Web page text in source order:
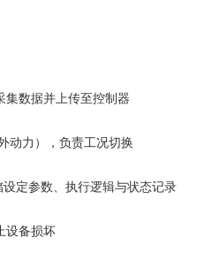
数据并上传至控制器
力），负责工况切换
定参数、执行逻辑与状态记录
设备损坏